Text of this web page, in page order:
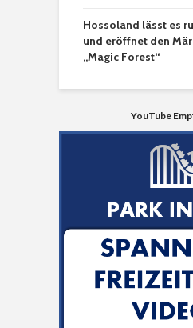
Hossoland lässt es
und eröffnet den
„Magic Forest“
YouTube